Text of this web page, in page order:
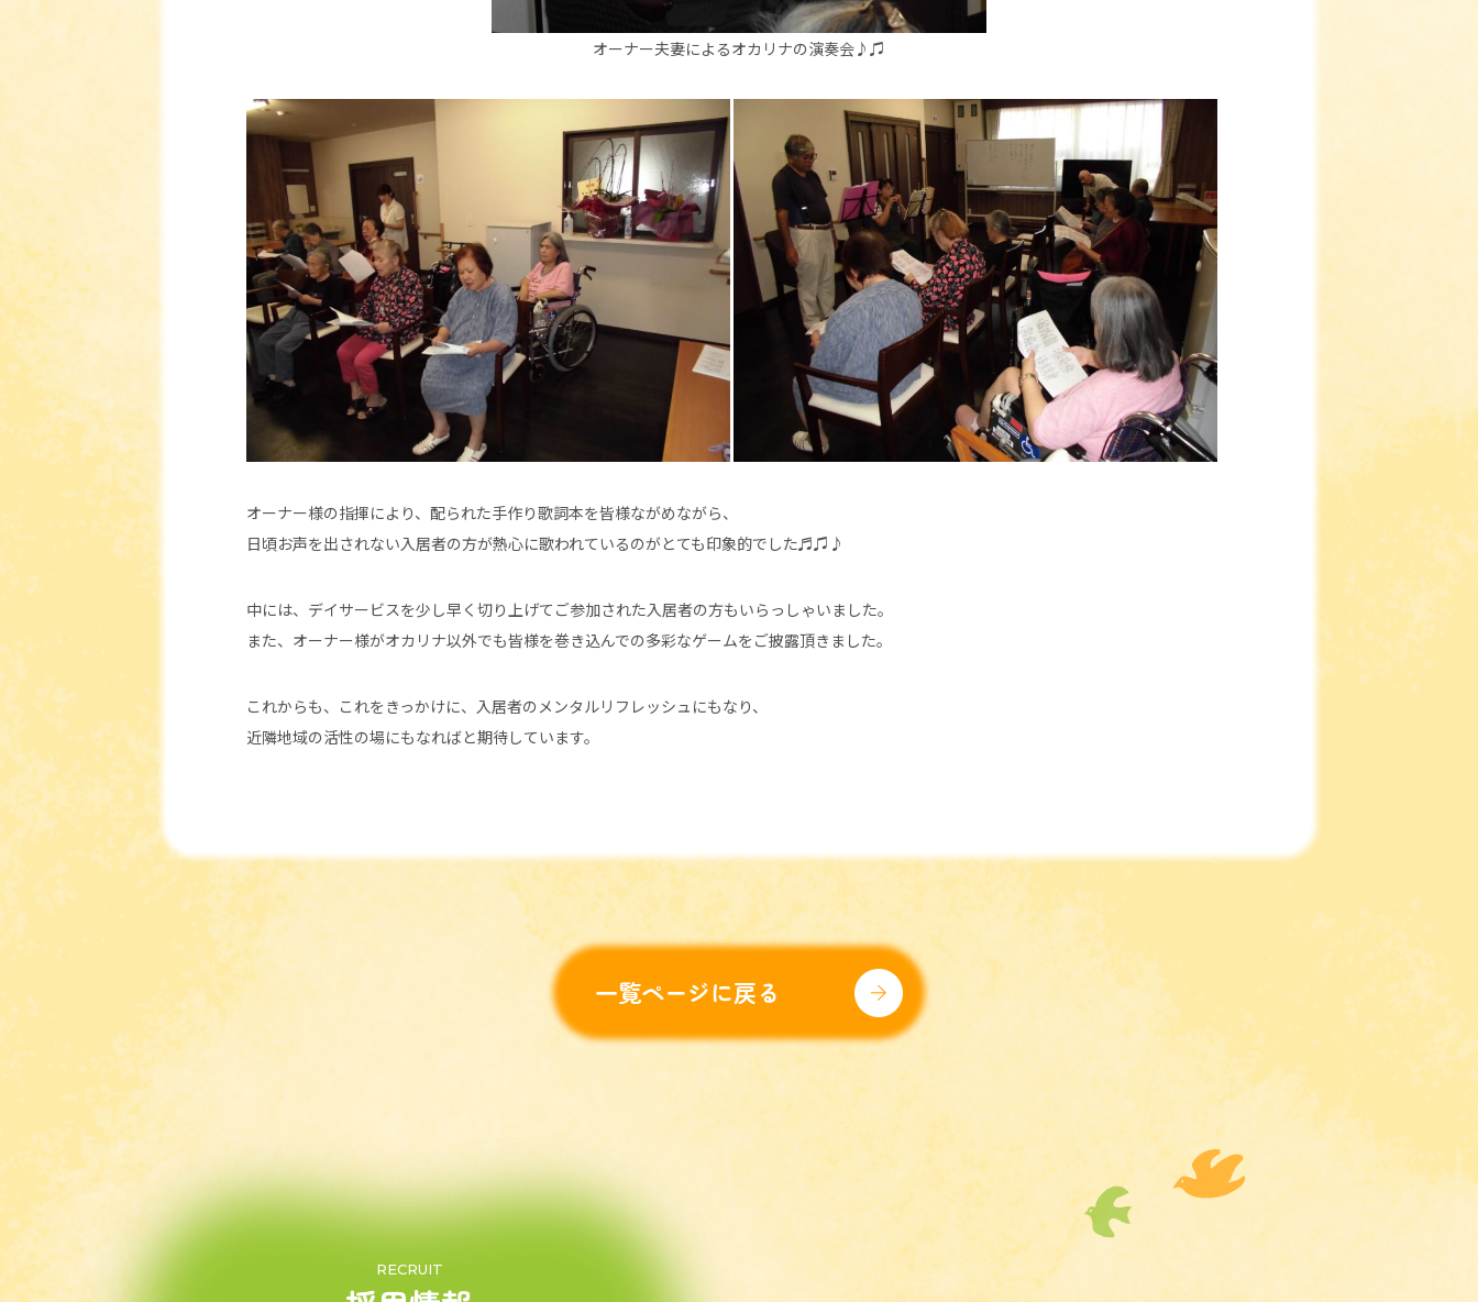
オーナー夫妻によるオカリナの演奏会♪♫
オーナー様の指揮により、配られた手作り歌詞本を皆様ながめながら、
日頃お声を出されない入居者の方が熱心に歌われているのがとても印象的でした♬♫♪
中には、デイサービスを少し早く切り上げてご参加された入居者の方もいらっしゃいました。
また、オーナー様がオカリナ以外でも皆様を巻き込んでの多彩なゲームをご披露頂きました。
これからも、これをきっかけに、入居者のメンタルリフレッシュにもなり、
近隣地域の活性の場にもなればと期待しています。
一覧ページに戻る
RECRUIT